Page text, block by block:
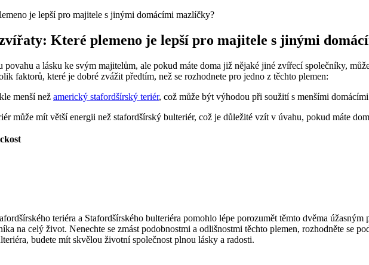
Které plemeno je lepší pro majitele s jinými
a lásku ke svým majitelům, ale pokud máte doma již nějaké jiné zvířecí společníky,
faktorů, které je dobré zvážit předtím, než se rozhodnete pro jedno z těchto plemen:
menší než americký stafordšírský teriér, což může být výhodou při soužití s menšími
může mít větší energii než stafordšírský bulteriér, což je důležité vzít v úvahu, pokud máte
teriéra a Stafordšírského bulteriéra pomohlo lépe porozumět těmto dvěma
na celý život. Nenechte se zmást podobnostmi a odlišnostmi těchto plemen, rozhodněte se
budete mít skvělou životní společnost plnou lásky a radosti.